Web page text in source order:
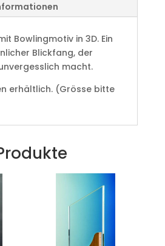
Bowlingmotiv in 3D. Ein
Blickfang, der
macht.
erhältlich. (Grösse bitte